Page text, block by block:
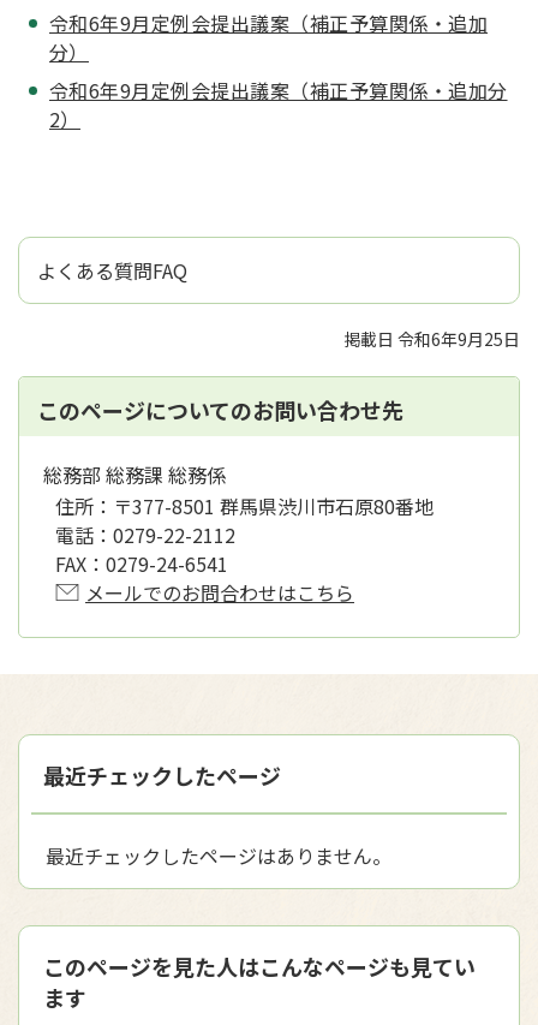
令和6年9月定例会提出議案（補正予算関係・追加
分）
令和6年9月定例会提出議案（補正予算関係・追加分
2）
よくある質問FAQ
掲載日 令和6年9月25日
このページについてのお問い合わせ先
総務部 総務課 総務係
住所： 〒377-8501 群馬県渋川市石原80番地
電話： 0279-22-2112
FAX： 0279-24-6541
メールでのお問合わせはこちら
最近チェックしたページ
最近チェックしたページはありません。
このページを見た人はこんなページも見てい
ます